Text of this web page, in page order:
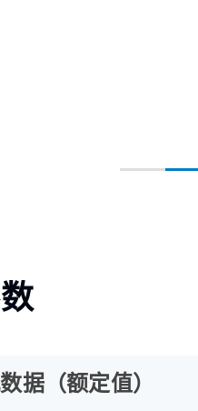
据（额定值）